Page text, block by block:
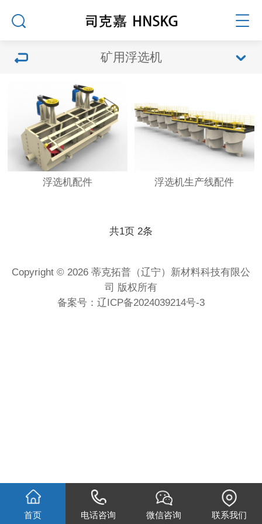
矿用浮选机
浮选机配件 浮选机生产线配件
共1页 2条
Copyright © 2026 蒂克拓普（辽宁）新材料科技有限公
司 版权所有
备案号： 辽ICP备2024039214号-3
首页 电话咨询 微信咨询 联系我们